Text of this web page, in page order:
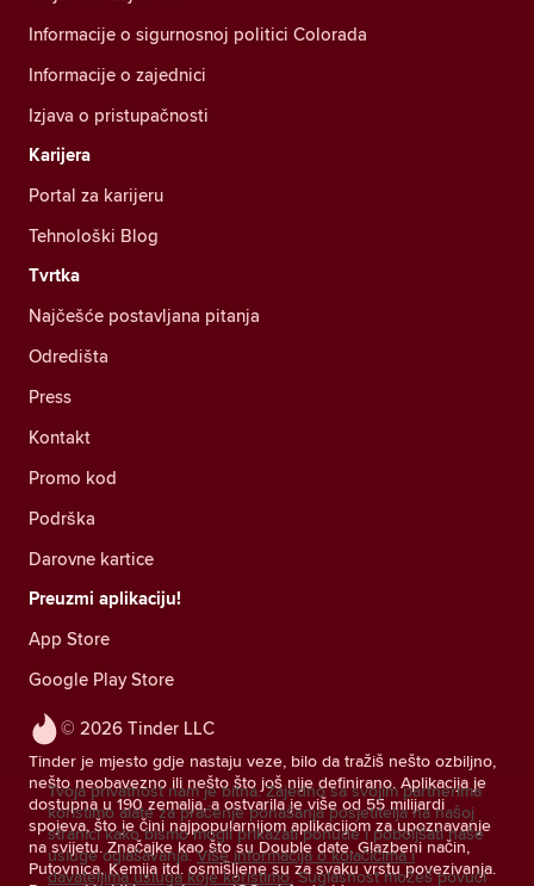
© 2026 Tinder LLC
Tinder je mjesto gdje nastaju veze, bilo da tražiš nešto ozbiljno,
nešto neobavezno ili nešto što još nije definirano. Aplikacija je
dostupna u 190 zemalja, a ostvarila je više od 55 milijardi
spojeva, što je čini najpopularnijom aplikacijom za upoznavanje
na svijetu. Značajke kao što su Double date, Glazbeni način,
Putovnica, Kemija itd. osmišljene su za svaku vrstu povezivanja.
Informacije o sigurnosnoj politici Colorada
Informacije o zajednici
Izjava o pristupačnosti
Karijera
Portal za karijeru
Tehnološki Blog
Tvrtka
Najčešće postavljana pitanja
Odredišta
Press
Kontakt
Promo kod
Podrška
Darovne kartice
Preuzmi aplikaciju!
App Store
Google Play Store
Tvoja privatnost nam je bitna. Zajedno sa svojim partnerima
koristimo alate za praćenje ponašanja posjetitelja na našoj
stranici kako bismo mogli prikazati ponude i poboljšati naše
usluge oglašavanja. Više informacija o kolačićima i
davateljima usluga koje koristimo. Suglasnost možeš povući